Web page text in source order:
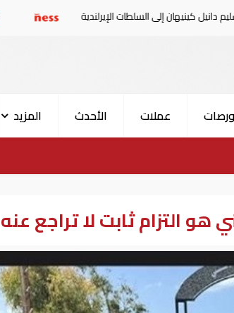
السلطات الإيرلندية سوريا تدين
عملات الأحدث المزيد
التزام ثابت لا تراجع عنه